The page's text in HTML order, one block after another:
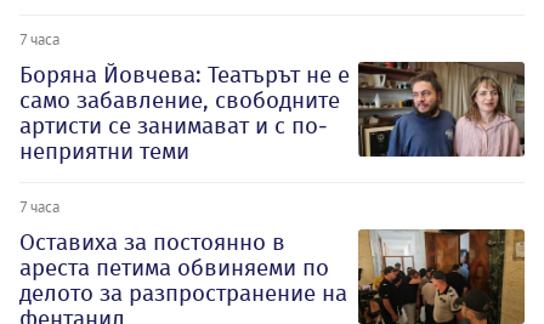
7 часа
Боряна Йовчева: Театърът не е
само забавление, свободните
артисти се занимават и с по-
неприятни теми
7 часа
Оставиха за постоянно в
ареста петима обвиняеми по
делото за разпространение на